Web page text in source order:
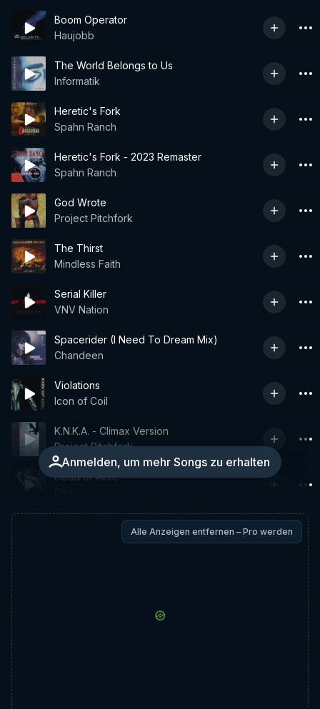
Boom Operator
Haujobb
The World Belongs to Us
Informatik
Heretic's Fork
Spahn Ranch
Heretic's Fork - 2023 Remaster
Spahn Ranch
God Wrote
Project Pitchfork
The Thirst
Mindless Faith
Serial Killer
VNV Nation
Spacerider (I Need To Dream Mix)
Chandeen
Violations
Icon of Coil
Anmelden, um mehr Songs zu erhalten
K.N.K.A. - Climax Version
Project Pitchfork
Dead or Alive
Alle Anzeigen entfernen – Pro werden